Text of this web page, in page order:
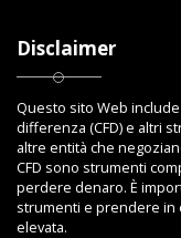
Disclaimer
Questo sito Web
differenza (CFD) e altri
altre entità che
CFD sono strumenti
perdere denaro. È
strumenti e prendere in
elevata.